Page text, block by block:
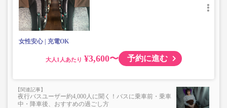
楽器・自転車（折りたたみ含む）・ボード等の大きな荷
物、壊れ物、危険物、貴重品、ペット、
上記「トランクにてお預かりできる荷物」の条件を満たさ
女性安心 充電OK
大人 ¥3,600〜 予約に進む
夜行バスユーザー約4,000人に聞く！バスに乗車前・乗車
中・降車後、おすすめの過ごし方